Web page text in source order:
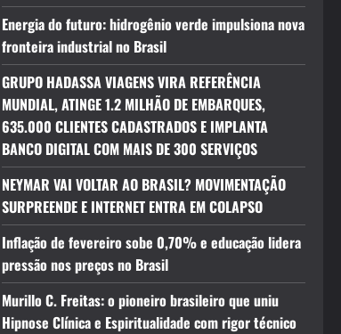
Energia do futuro: hidrogênio verde impulsiona nova
fronteira industrial no Brasil
GRUPO HADASSA VIAGENS VIRA REFERÊNCIA
MUNDIAL, ATINGE 1.2 MILHÃO DE EMBARQUES,
635.000 CLIENTES CADASTRADOS E IMPLANTA
BANCO DIGITAL COM MAIS DE 300 SERVIÇOS
NEYMAR VAI VOLTAR AO BRASIL? MOVIMENTAÇÃO
SURPREENDE E INTERNET ENTRA EM COLAPSO
Inflação de fevereiro sobe 0,70% e educação lidera
pressão nos preços no Brasil
Murillo C. Freitas: o pioneiro brasileiro que uniu
Hipnose Clínica e Espiritualidade com rigor técnico